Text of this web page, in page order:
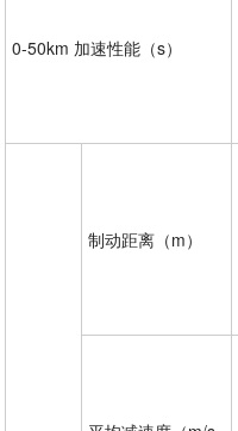
0-50km 加速性能（s）
制动距离（m）